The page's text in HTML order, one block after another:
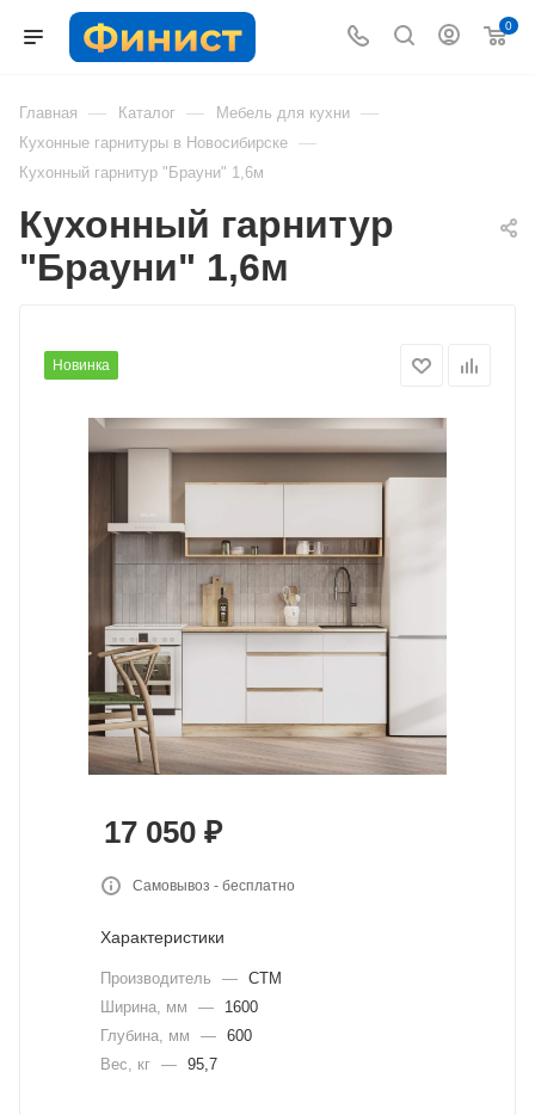
0
Главная — Каталог — Мебель для кухни —
Кухонные гарнитуры в Новосибирске —
Кухонный гарнитур "Брауни" 1,6м
Кухонный гарнитур
"Брауни" 1,6м
Новинка
17 050 ₽
Самовывоз - бесплатно
Характеристики
Производитель — СТМ
Ширина, мм
—
1600
Глубина, мм
— 600
Вес, кг — 95,7